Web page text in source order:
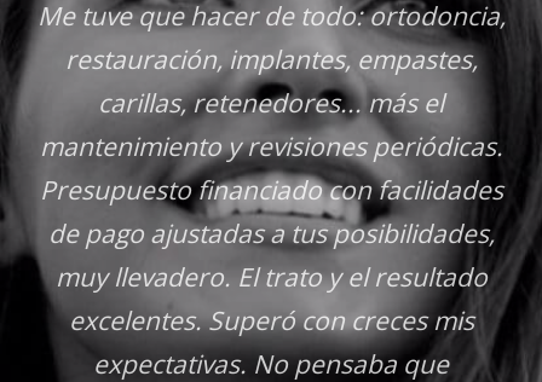
que hacer de todo: ortodoncia,
implantes, empastes,
retenedores... más el
y revisiones periódicas.
financiado con facilidades
ajustadas a tus posibilidades,
El trato y el resultado
Superó con creces mis
No pensaba que
me
hijos